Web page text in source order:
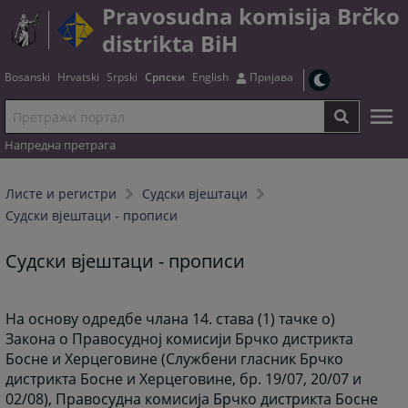
Pravosudna komisija Brčko
distrikta BiH
Bosanski Hrvatski Srpski Српски English Пријава
Напредна претрага
Листе и регистри
Судски вјештаци
Судски вјештаци - прописи
Судски вјештаци - прописи
На основу одредбе члана 14. става (1) тачке о)
Закона о Правосудној комисији Брчко дистрикта
Босне и Херцеговине (Службени гласник Брчко
дистрикта Босне и Херцеговине, бр. 19/07, 20/07 и
02/08), Правосудна комисија Брчко дистрикта Босне